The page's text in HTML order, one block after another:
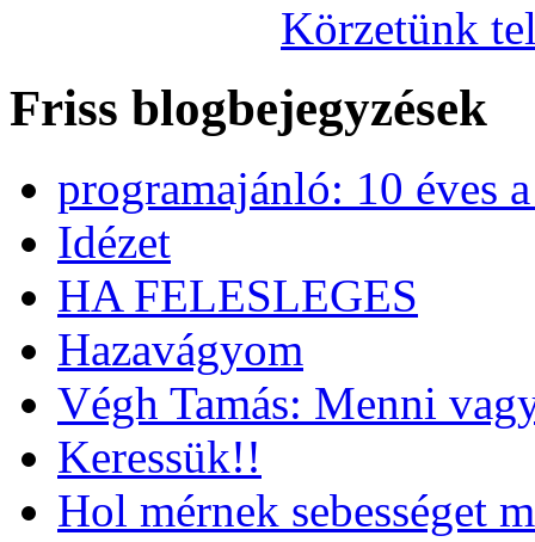
Körzetünk
Friss blogbejegyzések
programajánló: 10 éves
Idézet
HA FELESLEGES
Hazavágyom
Végh Tamás: Menni
Keressük!!
Hol mérnek sebességet